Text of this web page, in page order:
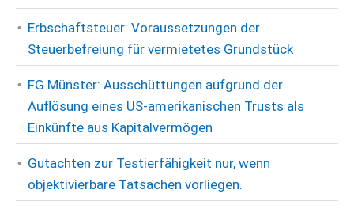
Erbschaftsteuer: Voraussetzungen der
Steuerbefreiung für vermietetes Grundstück
FG Münster: Ausschüttungen aufgrund der
Auflösung eines US-amerikanischen Trusts als
Einkünfte aus Kapitalvermögen
Gutachten zur Testierfähigkeit nur, wenn
objektivierbare Tatsachen vorliegen.